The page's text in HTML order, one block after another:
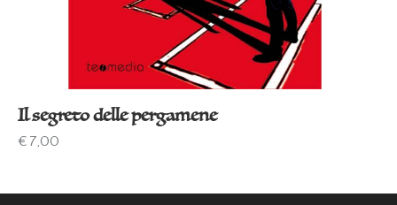
Il segreto delle pergamene
€ 7,00